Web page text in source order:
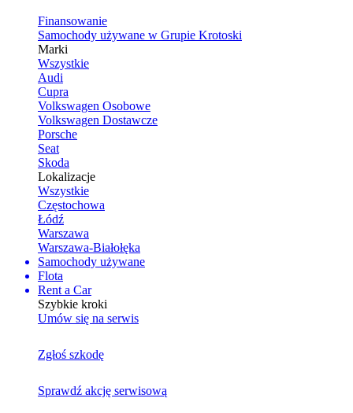
Finansowanie
Samochody używane w Grupie Krotoski
Marki
Wszystkie
Audi
Cupra
Volkswagen Osobowe
Volkswagen Dostawcze
Porsche
Seat
Skoda
Lokalizacje
Wszystkie
Częstochowa
Łódź
Warszawa
Warszawa-Białołęka
Samochody używane
Flota
Rent a Car
Szybkie kroki
Umów się na serwis
Zgłoś szkodę
Sprawdź akcję serwisową